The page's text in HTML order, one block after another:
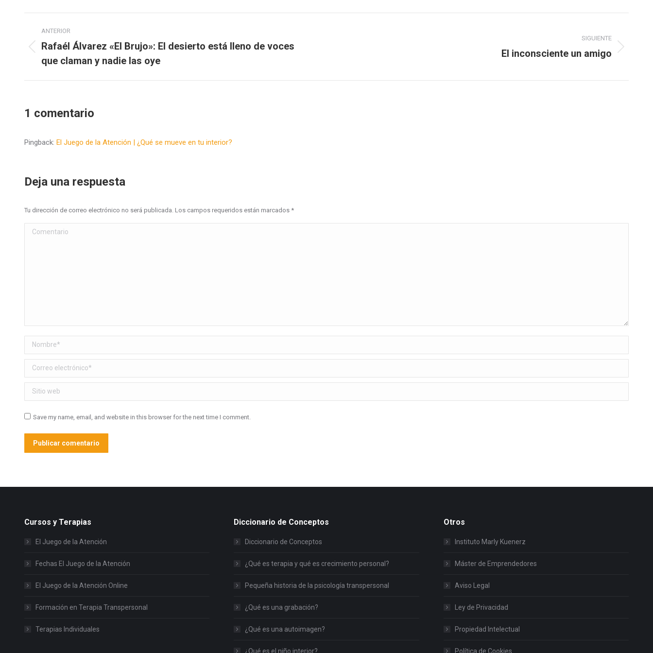
entre
publicaciones
ANTERIOR
Publicación
anterior:
Rafaél Álvarez «El Brujo»: El desierto está lleno de voces
que claman y nadie las oye
SIGUIENTE
El inconsciente un amigo
1 comentario
Pingback: El Juego de la Atención | ¿Qué se mueve en tu interior?
Deja una respuesta
Tu dirección de correo electrónico no será publicada. Los campos requeridos están marcados *
Comentario
Nombre *
Correo electrónico *
Sitio web
Save my name, email, and website in this browser for the next time I comment.
Publicar comentario
Cursos y Terapias
El Juego de la Atención
Fechas El Juego de la Atención
El Juego de la Atención Online
Formación en Terapia Transpersonal
Terapias Individuales
Diccionario de Conceptos
Diccionario de Conceptos
¿Qué es terapia y qué es crecimiento personal?
Pequeña historia de la psicología transpersonal
¿Qué es una grabación?
¿Qué es una autoimagen?
¿Qué es el niño interior?
Otros
Instituto Marly Kuenerz
Máster de Emprendedores
Aviso Legal
Ley de Privacidad
Propiedad Intelectual
Política de Cookies